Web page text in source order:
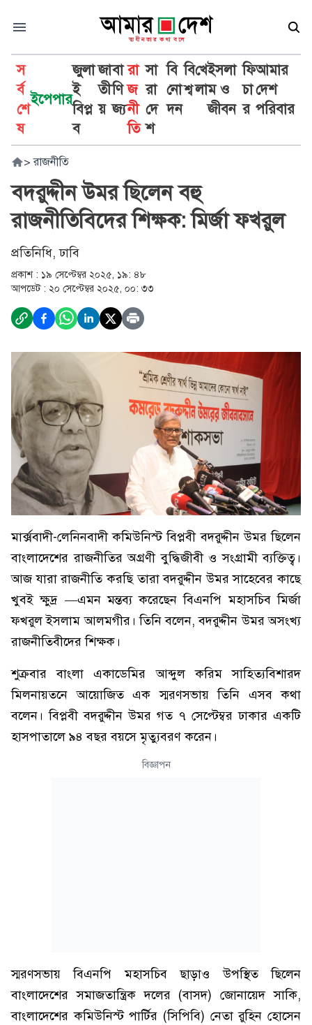
স
র্ব
শে
ষ
ইপেপার
জুলা
ই
বিপ্ল
ব
জা
তী
য়
বা
ণি
জ্য
রা
জ
নী
তি
সা
রা
দে
শ
বি
নো
দন
বি
শ্ব
খে
লা
ইসলা
ম ও
জীবন
ফি
চা
র
আমার
দেশ
পরিবার
> রাজনীতি
বদরুদ্দীন উমর ছিলেন বহু
রাজনীতিবিদের শিক্ষক: মির্জা ফখরুল
প্রতিনিধি, ঢাবি
প্রকাশ : ১৯ সেপ্টেম্বর ২০২৫, ১৯: ৪৮
আপডেট : ২০ সেপ্টেম্বর ২০২৫, ০০: ৩৩
মার্ক্সবাদী-লেনিনবাদী কমিউনিস্ট বিপ্লবী বদরুদ্দীন উমর ছিলেন
বাংলাদেশের রাজনীতির অগ্রণী বুদ্ধিজীবী ও সংগ্রামী ব্যক্তিত্ব।
আজ যারা রাজনীতি করছি তারা বদরুদ্দীন উমর সাহেবের কাছে
খুবই ক্ষুদ্র —এমন মন্তব্য করেছেন বিএনপি মহাসচিব মির্জা
ফখরুল ইসলাম আলমগীর। তিনি বলেন, বদরুদ্দীন উমর অসংখ্য
রাজনীতিবীদের শিক্ষক।
শুক্রবার বাংলা একাডেমির আব্দুল করিম সাহিত্যবিশারদ
মিলনায়তনে আয়োজিত এক স্মরণসভায় তিনি এসব কথা
বলেন। বিপ্লবী বদরুদ্দীন উমর গত ৭ সেপ্টেম্বর ঢাকার একটি
হাসপাতালে ৯৪ বছর বয়সে মৃত্যুবরণ করেন।
বিজ্ঞাপন
স্মরণসভায় বিএনপি মহাসচিব ছাড়াও উপস্থিত ছিলেন
বাংলাদেশের সমাজতান্ত্রিক দলের (বাসদ) জোনায়েদ সাকি,
বাংলাদেশের কমিউনিস্ট পার্টির (সিপিবি) নেতা রুহিন হোসেন